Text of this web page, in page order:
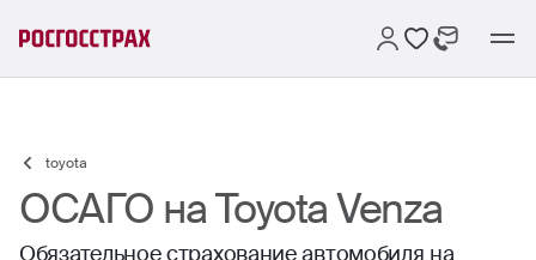
toyota
ОСАГО на Toyota Venza
Обязательное страхование автомобиля на